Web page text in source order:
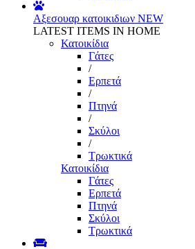
Αξεσουαρ κατοικιδιων NEW
LATEST ITEMS IN HOME
Κατοικίδια
Γάτες
/
Ερπετά
/
Πτηνά
/
Σκύλοι
/
Τρωκτικά
Κατοικίδια
Γάτες
Ερπετά
Πτηνά
Σκύλοι
Τρωκτικά